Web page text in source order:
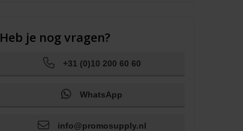
Heb je nog vragen?
+31 (0)10 200 60 60
WhatsApp
info@promosupply.nl